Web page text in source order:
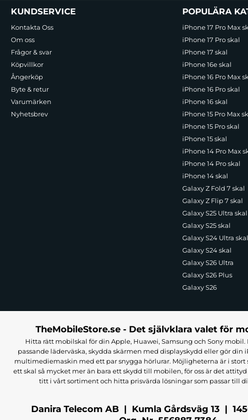
Sidfot Blandad info och länkar
KUNDSERVICE
Kontakta Oss
Om oss
Frågor & svar
Köpvillkor
Ångerköp
Byte & retur
Varumärken
Nyhetsbrev
POPULÄRA
iPhone 17 Pro Max
iPhone 17 Pro skal
iPhone 17 skal
iPhone 16e skal
iPhone 16 Pro Max
iPhone 16 Pro skal
iPhone 16 skal
iPhone 15 Pro Max
iPhone 15 Pro skal
iPhone 15 skal
iPhone 14 Pro Max
iPhone 14 Pro skal
iPhone 14 skal
Galaxy Z Fold 7 skal
Galaxy Z Flip 7 skal
Galaxy S25 Ultra skal
Galaxy S25 skal
Galaxy S24 Ultra skal
Galaxy S24 skal
Galaxy S26 Ultra
Galaxy S26 Plus
Galaxy S26
TheMobileStore.se - Det självklara valet för
Hitta rätt mobilskal för din Apple, Huawei, Samsung och Sony mobil.
passande läderväska, skydda skärmen med displayskydd eller gör
multimediemaskin med ett par snygga hörlurar. Möjligheterna är i stort
ett skal så mycket mer än bara ett skydd till mobilen, för oss är det
titt i vårt sortiment och hitta prisvärda lösningar som passar till
Danira Telecom AB | Kumla Gårdsväg 13 |